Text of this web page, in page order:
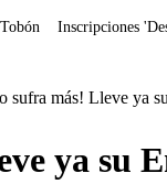
Inscripciones
sufra más! Lleve ya
ya su